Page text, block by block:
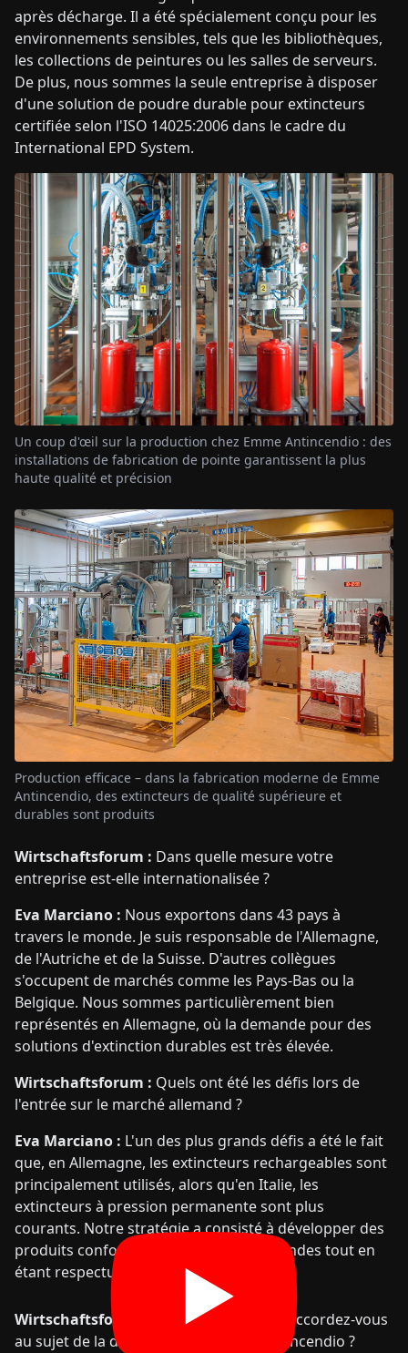
après décharge. Il a été spécialement conçu pour les
environnements sensibles, tels que les bibliothèques,
les collections de peintures ou les salles de serveurs.
De plus, nous sommes la seule entreprise à disposer
d'une solution de poudre durable pour extincteurs
certifiée selon l'ISO 14025:2006 dans le cadre du
International EPD System.
Un coup d'œil sur la production chez Emme Antincendio : des
installations de fabrication de pointe garantissent la plus
haute qualité et précision
Production efficace – dans la fabrication moderne de Emme
Antincendio, des extincteurs de qualité supérieure et
durables sont produits
Wirtschaftsforum : Dans quelle mesure votre
entreprise est-elle internationalisée ?
Eva Marciano : Nous exportons dans 43 pays à
travers le monde. Je suis responsable de l'Allemagne,
de l'Autriche et de la Suisse. D'autres collègues
s'occupent de marchés comme les Pays-Bas ou la
Belgique. Nous sommes particulièrement bien
représentés en Allemagne, où la demande pour des
solutions d'extinction durables est très élevée.
Wirtschaftsforum : Quels ont été les défis lors de
l'entrée sur le marché allemand ?
Eva Marciano : L'un des plus grands défis a été le fait
que, en Allemagne, les extincteurs rechargeables sont
principalement utilisés, alors qu'en Italie, les
extincteurs à pression permanente sont plus
courants. Notre stratégie a consisté à développer des
produits conformes aux normes allemandes tout en
étant respectueux de l'environnement.
Wirtschaftsforum :
Quelle importance accordez-vous
au sujet de la durabilité chez Emme Antincendio ?